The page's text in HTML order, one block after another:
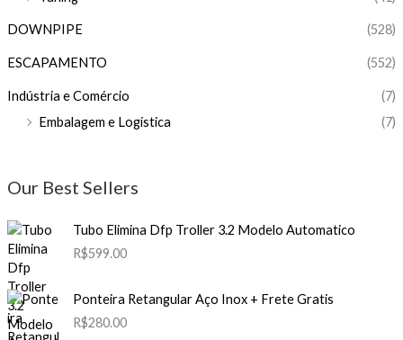
DOWNPIPE (528)
ESCAPAMENTO (552)
Indústria e Comércio
(7)
Embalagem e Logística
(7)
Our Best Sellers
Tubo Elimina Dfp Troller 3.2 Modelo Automatico
R$599.00
Ponteira Retangular Aço Inox + Frete Gratis
R$280.00